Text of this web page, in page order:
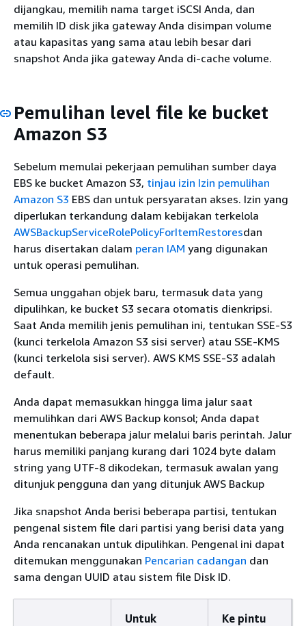
dijangkau, memilih nama target iSCSI Anda, dan
memilih ID disk jika gateway Anda disimpan volume
atau kapasitas yang sama atau lebih besar dari
snapshot Anda jika gateway Anda di-cache volume.
Pemulihan level file ke bucket
Amazon S3
Sebelum memulai pekerjaan pemulihan sumber daya
EBS ke bucket Amazon S3, tinjau izin Izin pemulihan
Amazon S3 EBS dan untuk persyaratan akses. Izin yang
diperlukan terkandung dalam kebijakan terkelola
AWSBackupServiceRolePolicyForItemRestoresdan
harus disertakan dalam peran IAM yang digunakan
untuk operasi pemulihan.
Semua unggahan objek baru, termasuk data yang
dipulihkan, ke bucket S3 secara otomatis dienkripsi.
Saat Anda memilih jenis pemulihan ini, tentukan SSE-S3
(kunci terkelola Amazon S3 sisi server) atau SSE-KMS
(kunci terkelola sisi server). AWS KMS SSE-S3 adalah
default.
Anda dapat memasukkan hingga lima jalur saat
memulihkan dari AWS Backup konsol; Anda dapat
menentukan beberapa jalur melalui baris perintah. Jalur
harus memiliki panjang kurang dari 1024 byte dalam
string yang UTF-8 dikodekan, termasuk awalan yang
ditunjuk pengguna dan yang ditunjuk AWS Backup
Jika snapshot Anda berisi beberapa partisi, tentukan
pengenal sistem file dari partisi yang berisi data yang
Anda rencanakan untuk dipulihkan. Pengenal ini dapat
ditemukan menggunakan Pencarian cadangan dan
sama dengan UUID atau sistem file Disk ID.
Untuk
Ke pintu